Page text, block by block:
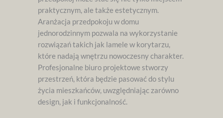
praktycznym, ale także estetycznym.
Aranżacja przedpokoju w domu
jednorodzinnym pozwala na wykorzystanie
rozwiązań takich jak lamele w korytarzu,
które nadają wnętrzu nowoczesny charakter.
Profesjonalne biuro projektowe stworzy
przestrzeń, która będzie pasować do stylu
życia mieszkańców, uwzględniając zarówno
design, jak i funkcjonalność.